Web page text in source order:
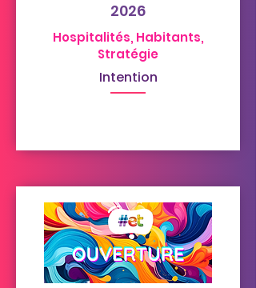
2026
Hospitalités, Habitants,
Stratégie
Intention